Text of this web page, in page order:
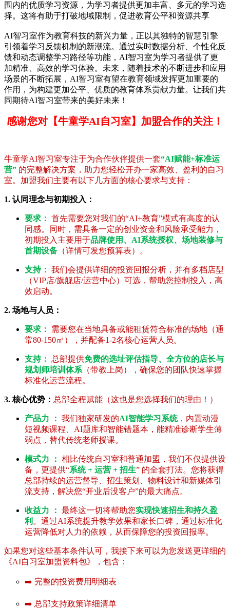
围内的优质学习资源，为学习者提供更加丰富、多元的学习选
择。这将有助于打破地域限制，促进教育公平和资源共享
AI智习室作为教育科技的新兴力量，正以其独特的智慧引擎
引领着学习反馈机制的新潮流。通过实时数据分析、个性化反
馈和动态调整学习路径等功能，AI智习室为学习者提供了更
加精准、高效的学习体验。未来，随着技术的不断进步和应用
场景的不断拓展，AI智习室有望在教育领域发挥更加重要的
作用，为构建更加公平、优质的教育体系贡献力量。让我们共
同期待AI智习室带来的美好未来！
感谢您对【牛童学AI自习室】加盟合作的关注！
牛童学AI智习室专注于为合作伙伴提供一套“AI赋能+标准运
营” 的完整解决方案，助力您轻松开办一家高效、盈利的自习
室。加盟我们主要有以下几方面的核心要求与支持：
1. 认同理念与初期投入：
要求： 首先需要您对我们的“AI+教育”模式有高度的认
同感。同时，需具备一定的创业资金和风险承受能力，
初期投入主要用于品牌使用、AI系统授权、场地装修与
首期设备 （详情可发您预算表）。
支持： 我们会提供详细的投资回报分析，并有多档店型
（VIP店/旗舰店/运营中心）可选，帮助您控制投入，高
效启动。
2. 场地与人员：
要求：
需要您在当地具备或能租赁符合标准的场地（通
常80-150㎡），并配备1-2名核心运营人员。
支持： 总部提供免费的选址评估指导、全方位的店长与
规划师培训体系 （带教上岗），确保您的团队快速掌握
标准化运营流程。
3. 核心优势： 总部全程赋能（这也是您选择我们的理由！）
产品力 ： 我们独家研发的AI智能学习系统，内置动漫
短视频课程、AI题库和智能错题本，能精准诊断学生薄
弱点，替代传统老师授课。
模式力 ： 相比传统自习室和普通加盟，我们不仅提供设
备，更提供“系统 + 运营 + 招生” 的全套打法。您将获得
总部持续的运营督导、招生策划、物料设计和新媒体引
流支持，解决您“开业后没客户”的最大痛点。
收益力 ： 最终这一切将帮助您实现快速招生和持久盈
利 。通过AI系统提升教学效果和家长口碑，通过标准化
运营降低对人力的依赖，从而保障您的投资回报率。
如果您对这些基本条件认可，我接下来可以为您发送更详细的
《AI自习室加盟资料包》，包含：
➡️ 完整的投资费用明细表
➡️ 总部支持政策详细清单